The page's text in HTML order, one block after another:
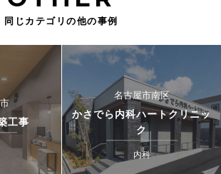
同じカテゴリの他の事例
工事
名古屋市南区
かさでら内科ハートクリニッ
ク
内科